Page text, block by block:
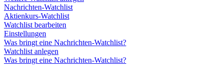
Nachrichten-Watchlist
Aktienkurs-Watchlist
Watchlist bearbeiten
Einstellungen
Was bringt eine Nachrichten-Watchlist?
Watchlist anlegen
Was bringt eine Nachrichten-Watchlist?